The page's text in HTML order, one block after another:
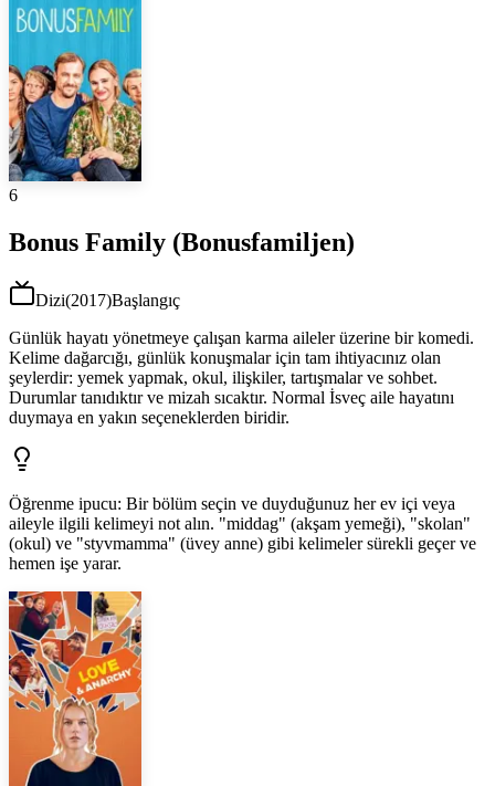
6
Bonus Family (Bonusfamiljen)
Dizi(2017)Başlangıç
Günlük hayatı yönetmeye çalışan karma aileler üzerine bir komedi.
Kelime dağarcığı, günlük konuşmalar için tam ihtiyacınız olan
şeylerdir: yemek yapmak, okul, ilişkiler, tartışmalar ve sohbet.
Durumlar tanıdıktır ve mizah sıcaktır. Normal İsveç aile hayatını
duymaya en yakın seçeneklerden biridir.
Öğrenme ipucu: Bir bölüm seçin ve duyduğunuz her ev içi veya
aileyle ilgili kelimeyi not alın. "middag" (akşam yemeği), "skolan"
(okul) ve "styvmamma" (üvey anne) gibi kelimeler sürekli geçer ve
hemen işe yarar.